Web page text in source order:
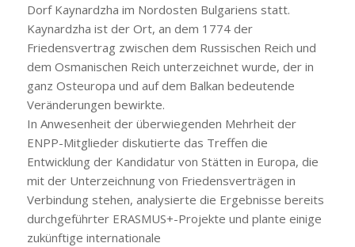
Dorf Kaynardzha im Nordosten Bulgariens statt.
Kaynardzha ist der Ort, an dem 1774 der
Friedensvertrag zwischen dem Russischen Reich und
dem Osmanischen Reich unterzeichnet wurde, der in
ganz Osteuropa und auf dem Balkan bedeutende
Veränderungen bewirkte.
In Anwesenheit der überwiegenden Mehrheit der
ENPP-Mitglieder diskutierte das Treffen die
Entwicklung der Kandidatur von Stätten in Europa, die
mit der Unterzeichnung von Friedensverträgen in
Verbindung stehen, analysierte die Ergebnisse bereits
durchgeführter ERASMUS+-Projekte und plante einige
zukünftige internationale